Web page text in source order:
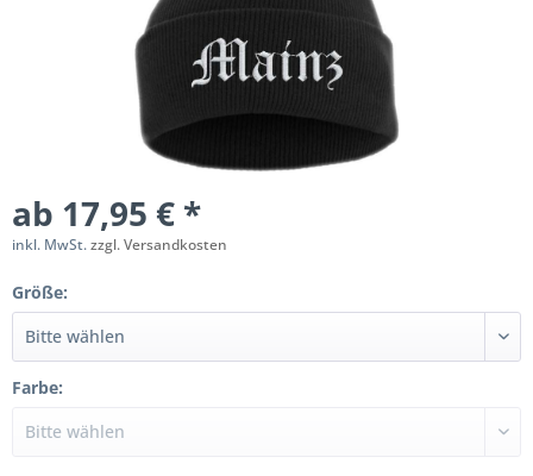
ab 17,95 € *
inkl. MwSt.zzgl. Versandkosten
Größe:
Farbe: